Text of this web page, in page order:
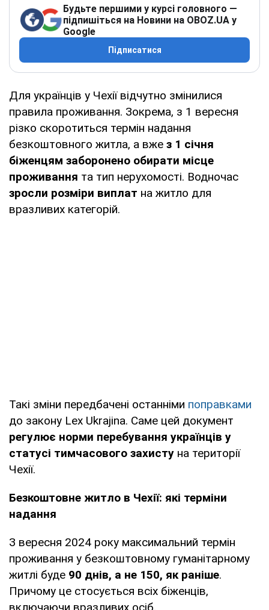
Будьте першими у курсі головного —
підпишіться на Новини на OBOZ.UA у
Google
Підписатися
Для українців у Чехії відчутно змінилися
правила проживання. Зокрема, з 1 вересня
різко скоротиться термін надання
безкоштовного житла, а вже з 1 січня
біженцям заборонено обирати місце
проживання та тип нерухомості. Водночас
зросли розміри виплат на житло для
вразливих категорій.
Такі зміни передбачені останніми поправками
до закону Lex Ukrajina. Саме цей документ
регулює норми перебування українців у
статусі тимчасового захисту на території
Чехії.
Безкоштовне житло в Чехії: які терміни
надання
З вересня 2024 року максимальний термін
проживання у безкоштовному гуманітарному
житлі буде 90 днів, а не 150, як раніше.
Причому це стосується всіх біженців,
включаючи вразливих осіб.